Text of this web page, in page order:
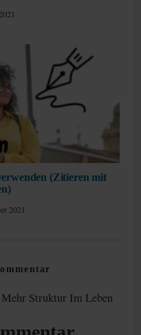
(Zitieren mit
2021
Struktur Im Leben